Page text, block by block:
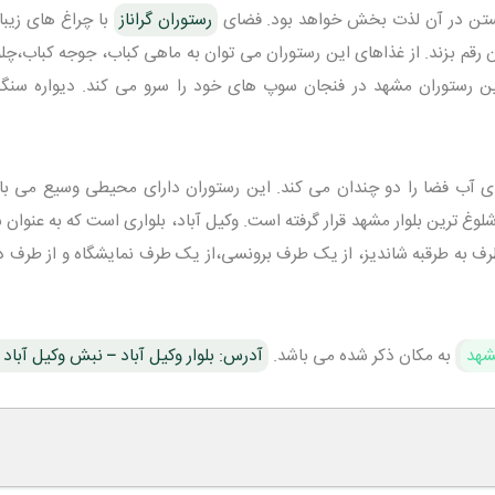
در آن لذت بخش خواهد بود. فضای رستوران گراناز با چراغ های
رقم بزند. از غذاهای این رستوران می توان به ماهی کباب، جوجه
رستوران مشهد در فنجان سوپ های خود را سرو می کند. دیواره
آب فضا را دو چندان می کند. این رستوران دارای محیطی وسیع می
ترین بلوار مشهد قرار گرفته است. وکیل آباد، بلواری است که به عنوان
طرقبه شاندیز، از یک طرف برونسی،از یک طرف نمایشگاه و از طرف
به مکان ذکر شده می باشد. آدرس: بلوار وکیل آباد – نبش وکیل آباد